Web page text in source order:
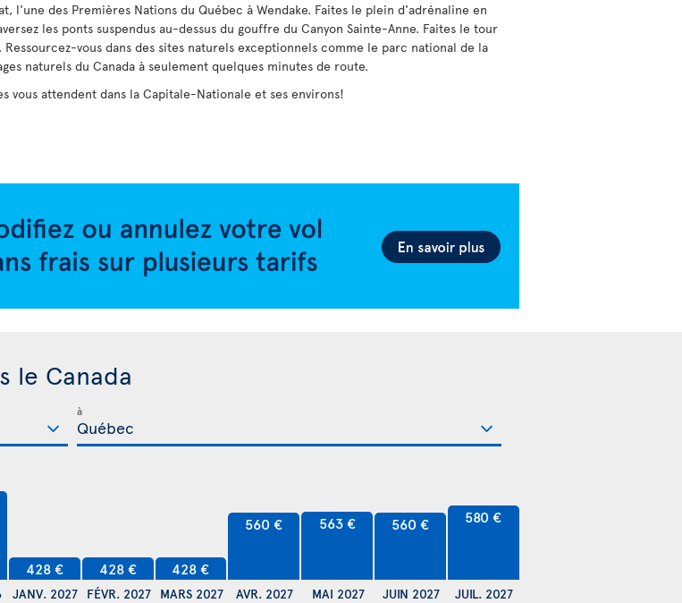
des Premières Nations du Québec à Wendake. Faites le plein d'adrénaline en
les ponts suspendus au-dessus du gouffre du Canyon Sainte-Anne. Faites le tour
vous dans des sites naturels exceptionnels comme le parc national de la
naturels du Canada à seulement quelques minutes de route.
vous attendent dans la Capitale-Nationale et ses environs!
le Canada
à
428 €
JANV. 2027
428 €
FÉVR. 2027
428 €
MARS 2027
560 €
AVR. 2027
563 €
MAI 2027
560 €
JUIN 2027
580 €
JUIL. 2027